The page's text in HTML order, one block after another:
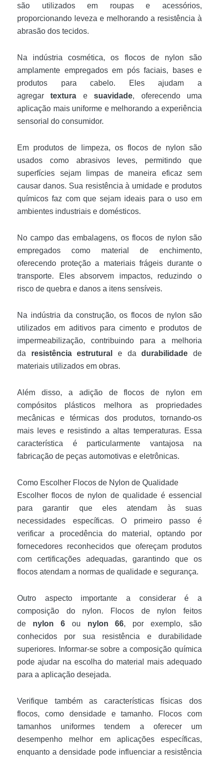
são utilizados em roupas e acessórios,
proporcionando leveza e melhorando a resistência à
abrasão dos tecidos.
Na indústria cosmética, os flocos de nylon são
amplamente empregados em pós faciais, bases e
produtos para cabelo. Eles ajudam a
agregartextura esuavidade, oferecendo uma
aplicação mais uniforme e melhorando a experiência
sensorial do consumidor.
Em produtos de limpeza, os flocos de nylon são
usados como abrasivos leves, permitindo que
superfícies sejam limpas de maneira eficaz sem
causar danos. Sua resistência à umidade e produtos
químicos faz com que sejam ideais para o uso em
ambientes industriais e domésticos.
No campo das embalagens, os flocos de nylon são
empregados como material de enchimento,
oferecendo proteção a materiais frágeis durante o
transporte. Eles absorvem impactos, reduzindo o
risco de quebra e danos a itens sensíveis.
Na indústria da construção, os flocos de nylon são
utilizados em aditivos para cimento e produtos de
impermeabilização, contribuindo para a melhoria
da resistência estrutural e dadurabilidade de
materiais utilizados em obras.
Além disso, a adição de flocos de nylon em
compósitos plásticos melhora as propriedades
mecânicas e térmicas dos produtos, tornando-os
mais leves e resistindo a altas temperaturas. Essa
característica é particularmente vantajosa na
fabricação de peças automotivas e eletrônicas.
Como Escolher Flocos de Nylon de Qualidade
Escolher flocos de nylon de qualidade é essencial
para garantir que eles atendam às suas
necessidades específicas. O primeiro passo é
verificar a procedência do material, optando por
fornecedores reconhecidos que ofereçam produtos
com certificações adequadas, garantindo que os
flocos atendam a normas de qualidade e segurança.
Outro aspecto importante a considerar é a
composição do nylon. Flocos de nylon feitos
de nylon 6ou nylon 66, por exemplo, são
conhecidos por sua resistência e durabilidade
superiores. Informar-se sobre a composição química
pode ajudar na escolha do material mais adequado
para a aplicação desejada.
Verifique também as características físicas dos
flocos, como densidade e tamanho. Flocos com
tamanhos uniformes tendem a oferecer um
desempenho melhor em aplicações específicas,
enquanto a densidade pode influenciar a resistência